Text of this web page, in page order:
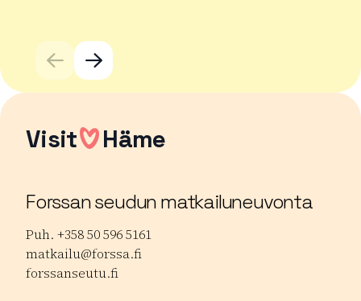
Visit Häme
Forssan seudun matkailuneuvonta
Puh. +358 50 596 5161
matkailu@forssa.fi
forssanseutu.fi